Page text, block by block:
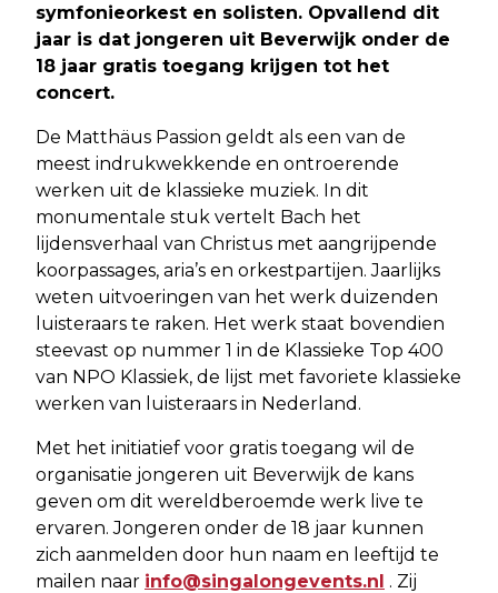
symfonieorkest en solisten. Opvallend dit
jaar is dat jongeren uit Beverwijk onder de
18 jaar gratis toegang krijgen tot het
concert.
De Matthäus Passion geldt als een van de
meest indrukwekkende en ontroerende
werken uit de klassieke muziek. In dit
monumentale stuk vertelt Bach het
lijdensverhaal van Christus met aangrijpende
koorpassages, aria’s en orkestpartijen. Jaarlijks
weten uitvoeringen van het werk duizenden
luisteraars te raken. Het werk staat bovendien
steevast op nummer 1 in de Klassieke Top 400
van NPO Klassiek, de lijst met favoriete klassieke
werken van luisteraars in Nederland.
Met het initiatief voor gratis toegang wil de
organisatie jongeren uit Beverwijk de kans
geven om dit wereldberoemde werk live te
ervaren. Jongeren onder de 18 jaar kunnen
zich aanmelden door hun naam en leeftijd te
mailen naar info@singalongevents.nl . Zij